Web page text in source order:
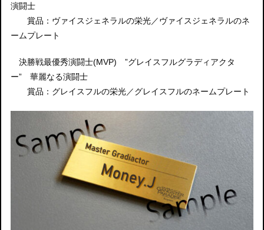
演闘士
賞品：ヴァイスジェネラルの栄光／ヴァイスジェネラルのネ
ームプレート
決勝戦最優秀演闘士(MVP) ”グレイスフルグラディアクタ
ー” 華麗なる演闘士
賞品：グレイスフルの栄光／グレイスフルのネームプレート